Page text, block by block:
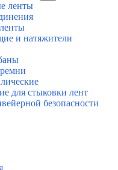
ленты
и натяжители
для стыковки лент
безопасности